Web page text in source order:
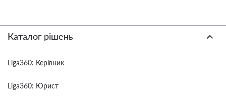
Каталог рішень
Liga360: Керівник
Liga360: Юрист